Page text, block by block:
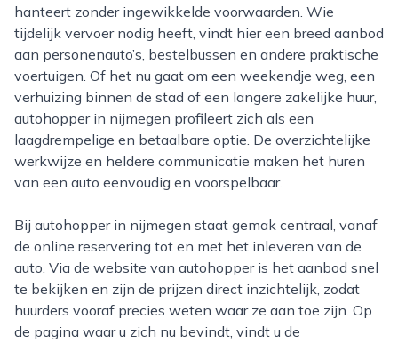
hanteert zonder ingewikkelde voorwaarden. Wie
tijdelijk vervoer nodig heeft, vindt hier een breed aanbod
aan personenauto’s, bestelbussen en andere praktische
voertuigen. Of het nu gaat om een weekendje weg, een
verhuizing binnen de stad of een langere zakelijke huur,
autohopper in nijmegen profileert zich als een
laagdrempelige en betaalbare optie. De overzichtelijke
werkwijze en heldere communicatie maken het huren
van een auto eenvoudig en voorspelbaar.
Bij autohopper in nijmegen staat gemak centraal, vanaf
de online reservering tot en met het inleveren van de
auto. Via de website van autohopper is het aanbod snel
te bekijken en zijn de prijzen direct inzichtelijk, zodat
huurders vooraf precies weten waar ze aan toe zijn. Op
de pagina waar u zich nu bevindt, vindt u de